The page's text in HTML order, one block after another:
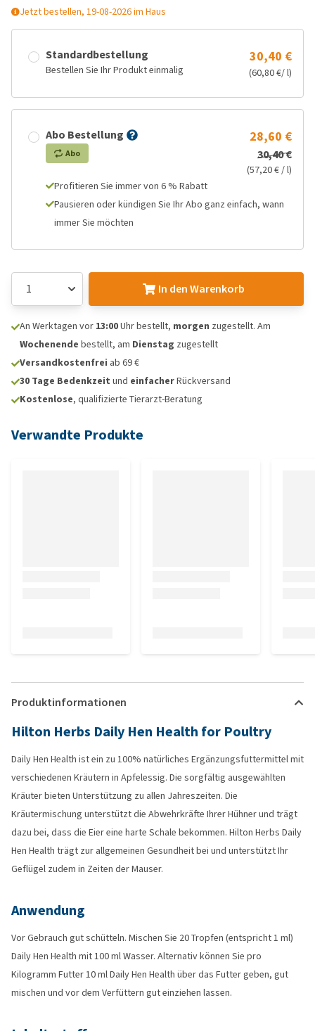
Jetzt bestellen, 19-08-2026 im Haus
Standardbestellung
Bestellen Sie Ihr Produkt einmalig
30,40 €
(60,80 €/ l)
Abo Bestellung
Abo
28,60 €
30,40 €
(57,20 € / l)
Profitieren Sie immer von 6 % Rabatt
Pausieren oder kündigen Sie Ihr Abo ganz einfach, wann
immer Sie möchten
In den Warenkorb
An Werktagen vor 13:00Uhr bestellt, morgen zugestellt. Am
Wochenende bestellt, am Dienstag zugestellt
Versandkostenfrei ab 69 €
30 Tage Bedenkzeit und einfacherRückversand
Kostenlose, qualifizierte Tierarzt-Beratung
Verwandte Produkte
Produktinformationen
Hilton Herbs Daily Hen Health for Poultry
Daily Hen Health ist ein zu 100% natürliches Ergänzungsfuttermittel mit
verschiedenen Kräutern in Apfelessig. Die sorgfältig ausgewählten
Kräuter bieten Unterstützung zu allen Jahreszeiten. Die
Kräutermischung unterstützt die Abwehrkräfte Ihrer Hühner und trägt
dazu bei, dass die Eier eine harte Schale bekommen. Hilton Herbs Daily
Hen Health trägt zur allgemeinen Gesundheit bei und unterstützt Ihr
Geflügel zudem in Zeiten der Mauser.
Anwendung
Vor Gebrauch gut schütteln. Mischen Sie 20 Tropfen (entspricht 1 ml)
Daily Hen Health mit 100 ml Wasser. Alternativ können Sie pro
Kilogramm Futter 10 ml Daily Hen Health über das Futter geben, gut
mischen und vor dem Verfüttern gut einziehen lassen.